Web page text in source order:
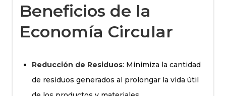
Beneficios de la
Economía Circular
Reducción de Residuos: Minimiza la cantidad
de residuos generados al prolongar la vida útil